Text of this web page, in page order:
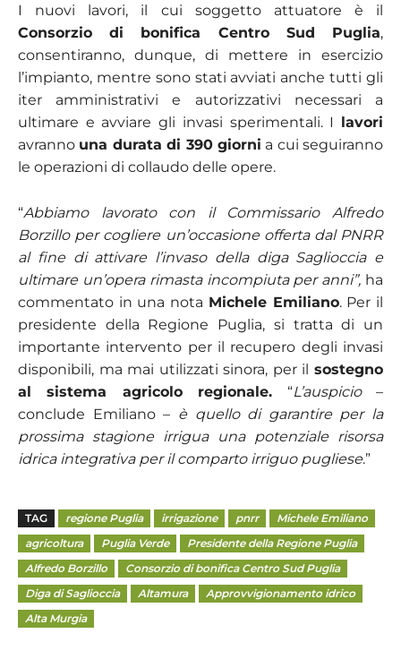
I nuovi lavori, il cui soggetto attuatore è il
Consorzio di bonifica Centro Sud Puglia,
consentiranno, dunque, di mettere in esercizio
l’impianto, mentre sono stati avviati anche tutti gli
iter amministrativi e autorizzativi necessari a
ultimare e avviare gli invasi sperimentali. I lavori
avranno una durata di 390 giorni a cui seguiranno
le operazioni di collaudo delle opere.
“Abbiamo lavorato con il Commissario Alfredo
Borzillo per cogliere un’occasione offerta dal PNRR
al fine di attivare l’invaso della diga Saglioccia e
ultimare un’opera rimasta incompiuta per anni”, ha
commentato in una nota Michele Emiliano. Per il
presidente della Regione Puglia, si tratta di un
importante intervento per il recupero degli invasi
disponibili, ma mai utilizzati sinora, per il sostegno
al sistema agricolo regionale. “L’auspicio–
conclude Emiliano – è quello di garantire per la
prossima stagione irrigua una potenziale risorsa
idrica integrativa per il comparto irriguo pugliese.”
TAG regione Puglia irrigazione pnrr
Michele Emiliano
agricoltura
Puglia Verde
Presidente della Regione Puglia
Alfredo Borzillo
Consorzio di bonifica Centro Sud Puglia
Diga di Saglioccia
Altamura
Approvvigionamento idrico
Alta Murgia